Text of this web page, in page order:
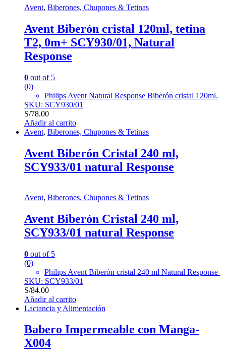
Avent, Biberones, Chupones & Tetinas
Avent Biberón cristal 120ml, tetina
T2, 0m+ SCY930/01, Natural
Response
0 out of 5
(0)
Philips Avent Natural Response Biberón cristal 120ml.
SKU: SCY930/01
S/78.00
Añadir al carrito
Avent, Biberones, Chupones & Tetinas
Avent Biberón Cristal 240 ml,
SCY933/01 natural Response
Avent, Biberones, Chupones & Tetinas
Avent Biberón Cristal 240 ml,
SCY933/01 natural Response
0 out of 5
(0)
Philips Avent Biberón cristal 240 ml Natural Response
SKU: SCY933/01
S/84.00
Añadir al carrito
Lactancia y Alimentación
Babero Impermeable con Manga-
X004